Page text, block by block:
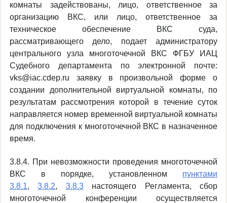
комнаты задействованы, лицо, ответственное за
организацию ВКС, или лицо, ответственное за
техническое обеспечение ВКС суда,
рассматривающего дело, подает администратору
центрального узла многоточечной ВКС ФГБУ ИАЦ
Судебного департамента по электронной почте:
vks@iac.cdep.ru заявку в произвольной форме о
создании дополнительной виртуальной комнаты, по
результатам рассмотрения которой в течение суток
направляется номер временной виртуальной комнаты
для подключения к многоточечной ВКС в назначенное
время.
3.8.4. При невозможности проведения многоточечной
ВКС в порядке, установленном пунктами
3.8.1,3.8.2, 3.8.3настоящего Регламента, сбор
многоточечной конференции осуществляется